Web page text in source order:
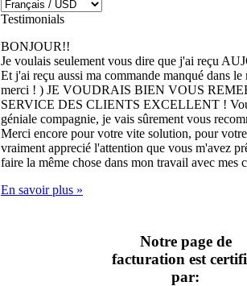
Testimonials
BONJOUR!!
Je voulais seulement vous dire que j'ai reçu
Et j'ai reçu aussi ma commande manqué dans
merci ! ) JE VOUDRAIS BIEN VOUS
SERVICE DES CLIENTS EXCELLENT !
géniale compagnie, je vais sûrement vous
Merci encore pour votre vite solution, pour
vraiment apprecié l'attention que vous m'avez
faire la même chose dans mon travail avec mes
En savoir plus »
Notre page de
facturation est
par: